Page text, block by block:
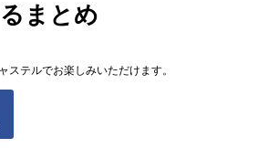
まとめ
テルでお楽しみいただけます。